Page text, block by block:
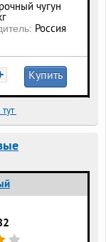
чугун
Россия
Купить